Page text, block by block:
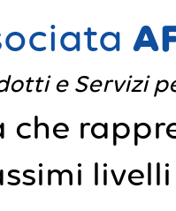
e Servizi
livelli